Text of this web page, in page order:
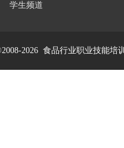
学生频道
2026 食品行业职业技能培